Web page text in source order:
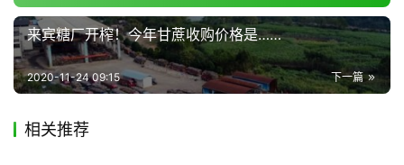
频
道
业
来宾糖厂开榨！今年甘蔗收购价格是……
下一篇
2020-11-24 09:15
相关推荐